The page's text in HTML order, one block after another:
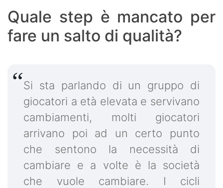
Quale step è mancato per
fare un salto di qualità?
Si sta parlando di un gruppo di
giocatori a età elevata e servivano
cambiamenti, molti giocatori
arrivano poi ad un certo punto
che sentono la necessità di
cambiare e a volte è la società
che vuole cambiare. I cicli